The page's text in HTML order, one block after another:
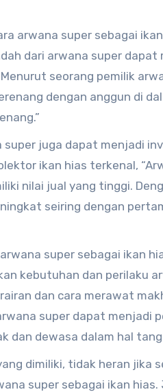
arwana super sebagai
dari arwana super dapat
seorang pemilik
dengan anggun di
super juga dapat menjadi
ikan hias terkenal,
nilai jual yang tinggi.
seiring dengan
super sebagai ikan
kebutuhan dan perilaku
dan cara merawat
super dapat menjadi
dan dewasa dalam hal
dimiliki, tidak heran jika
super sebagai ikan